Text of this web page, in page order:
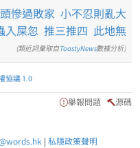
慘過敗家 小不忍則亂大
入屎忽 推三推四 此地無
(類近詞彙取自ToastyNews數據分析)
協議 1.0
舉報問題 源碼
| 私隱政策聲明